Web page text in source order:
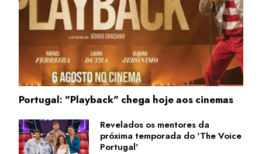
Portugal: "Playback" chega hoje aos cinemas
Revelados os mentores da
próxima temporada do 'The Voice
Portugal'